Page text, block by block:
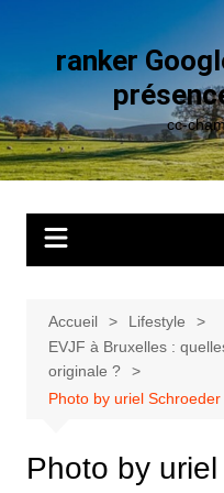
contenuranker
cc-
Accueil
Lifestyle
EVJF à Bruxelles :
originale ?
Photo by uriel Schroeder
Photo by